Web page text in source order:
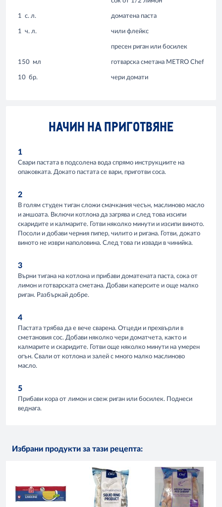
1 с. л. доматена паста
1 ч. л. чили флейкс
пресен риган или босилек
150 мл готварска сметана METRO Chef
10 бр. чери домати
НАЧИН НА ПРИГОТВЯНЕ
1
Свари пастата в подсолена вода спрямо инструкциите на
опаковката. Докато пастата се вари, приготви соса.
2
В голям студен тиган сложи смачкания чесън, маслиново масло
и аншоата. Включи котлона да загрява и след това изсипи
скаридите и калмарите. Готви няколко минути и изсипи виното.
Посоли и добави черния пипер, чилито и ригана. Готви, докато
виното не изври наполовина. След това ги извади в чинийка.
3
Върни тигана на котлона и прибави доматената паста, сока от
лимон и готварската сметана. Добави каперсите и още малко
риган. Разбъркай добре.
4
Пастата трябва да е вече сварена. Отцеди и прехвърли в
сметановия сос. Добави няколко чери доматчета, както и
калмарите и скаридите. Готви още няколко минути на умерен
огън. Свали от котлона и залей с много малко маслиново
масло.
5
Прибави кора от лимон и свеж риган или босилек. Поднеси
веднага.
Избрани продукти за тази рецепта: